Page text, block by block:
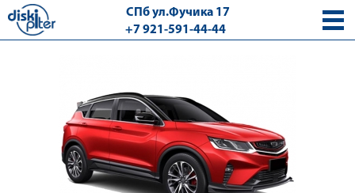
СПб ул.Фучика 17
+7 921-591-44-44